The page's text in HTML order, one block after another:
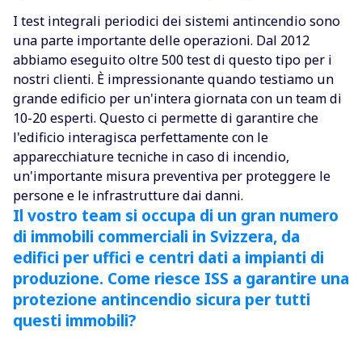
I test integrali periodici dei sistemi antincendio sono
una parte importante delle operazioni. Dal 2012
abbiamo eseguito oltre 500 test di questo tipo per i
nostri clienti. È impressionante quando testiamo un
grande edificio per un'intera giornata con un team di
10-20 esperti. Questo ci permette di garantire che
l'edificio interagisca perfettamente con le
apparecchiature tecniche in caso di incendio,
un'importante misura preventiva per proteggere le
persone e le infrastrutture dai danni.
Il vostro team si occupa di un gran numero
di immobili commerciali in Svizzera, da
edifici per uffici e centri dati a impianti di
produzione. Come riesce ISS a garantire una
protezione antincendio sicura per tutti
questi immobili?